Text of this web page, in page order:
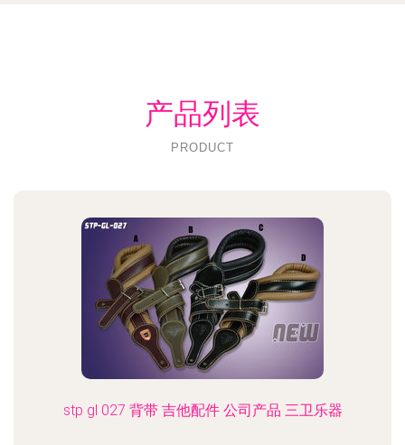
产品列表
PRODUCT
stp gl 027 背带 吉他配件 公司产品 三卫乐器